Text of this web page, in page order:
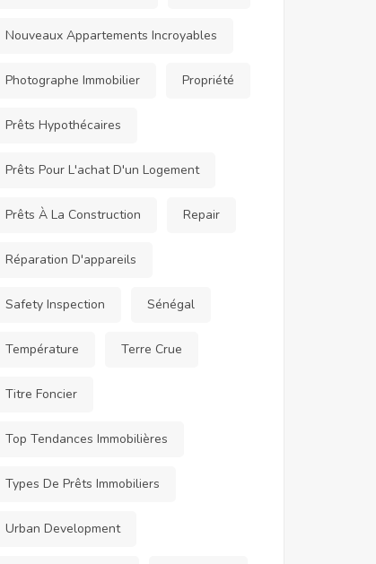
Nouveaux Appartements Incroyables
Photographe Immobilier Propriété
Prêts Hypothécaires
Prêts Pour L'achat D'un Logement
Prêts À La Construction Repair
Réparation D'appareils
Safety Inspection Sénégal
Température Terre Crue
Titre Foncier
Top Tendances Immobilières
Types De Prêts Immobiliers
Urban Development